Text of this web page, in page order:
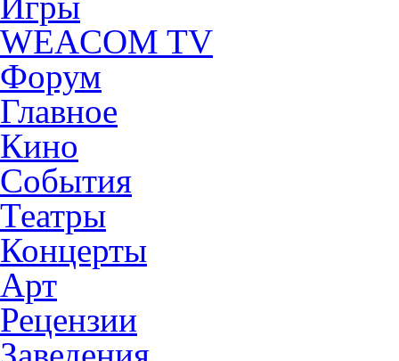
WEACOM TV
Форум
Главное
Кино
События
Театры
Концерты
Арт
Рецензии